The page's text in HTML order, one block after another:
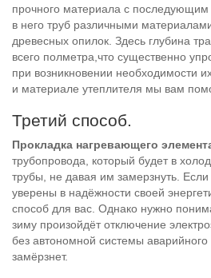
прочного материала с последующим
в него труб различными
древесных опилок. Здесь глубина
всего полметра,что существенно
при возникновении необходимости
и материале утеплителя мы вам
Третий способ.
Прокладка нагревающего
трубопровода, который будет в
трубы, не давая им замерзнуть.
уверены в надёжности своей
способ для вас. Однако нужно
зиму произойдёт отключение
без автономной системы
замёрзнет.